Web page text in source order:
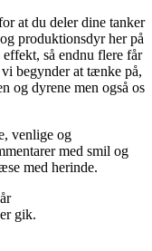
at du deler dine tanker
produktionsdyr her på
effekt, så endnu flere får
begynder at tænke på,
og dyrene men også os
venlige og
med smil og
med herinde.
gik.